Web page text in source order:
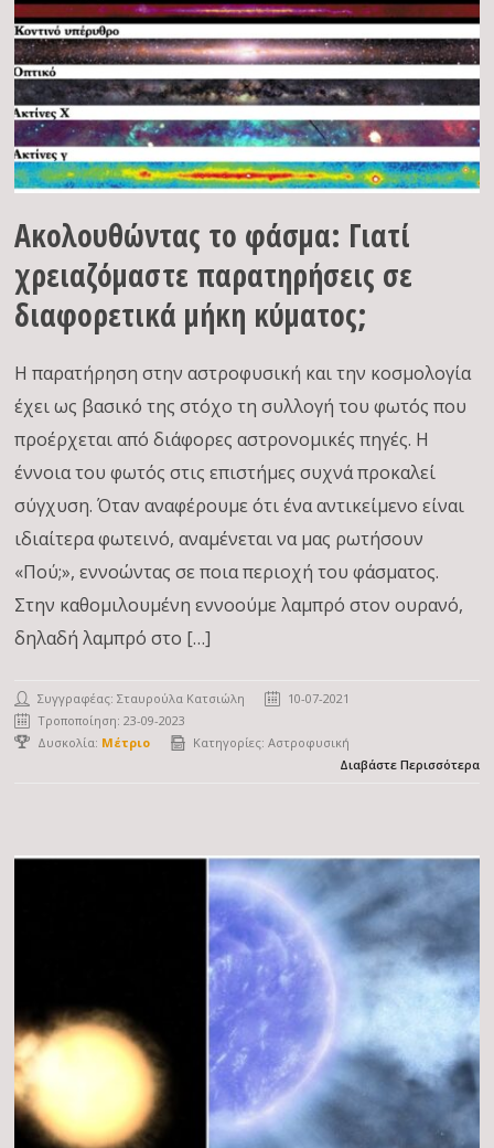
Ακολουθώντας το φάσμα: Γιατί
χρειαζόμαστε παρατηρήσεις σε
διαφορετικά μήκη κύματος;
Η παρατήρηση στην αστροφυσική και την κοσμολογία
έχει ως βασικό της στόχο τη συλλογή του φωτός που
προέρχεται από διάφορες αστρονομικές πηγές. Η
έννοια του φωτός στις επιστήμες συχνά προκαλεί
σύγχυση. Όταν αναφέρουμε ότι ένα αντικείμενο είναι
ιδιαίτερα φωτεινό, αναμένεται να μας ρωτήσουν
«Πού;», εννοώντας σε ποια περιοχή του φάσματος.
Στην καθομιλουμένη εννοούμε λαμπρό στον ουρανό,
δηλαδή λαμπρό στο […]
Συγγραφέας:Σταυρούλα Κατσιώλη
10-07-2021
Τροποποίηση: 23-09-2023
Δυσκολία: Μέτριο Κατηγορίες:Αστροφυσική
Διαβάστε Περισσότερα